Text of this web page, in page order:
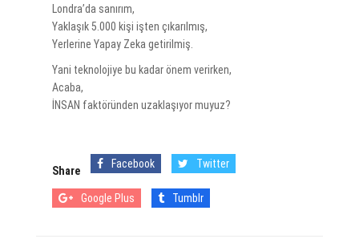
Londra’da sanırım,
Yaklaşık 5.000 kişi işten çıkarılmış,
Yerlerine Yapay Zeka getirilmiş.
Yani teknolojiye bu kadar önem verirken,
Acaba,
İNSAN faktöründen uzaklaşıyor muyuz?
Share
Facebook Twitter
Google Plus Tumblr